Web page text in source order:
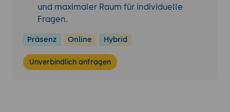
und maximaler Raum für individuelle
Fragen.
Präsenz Online Hybrid
Unverbindlich anfragen